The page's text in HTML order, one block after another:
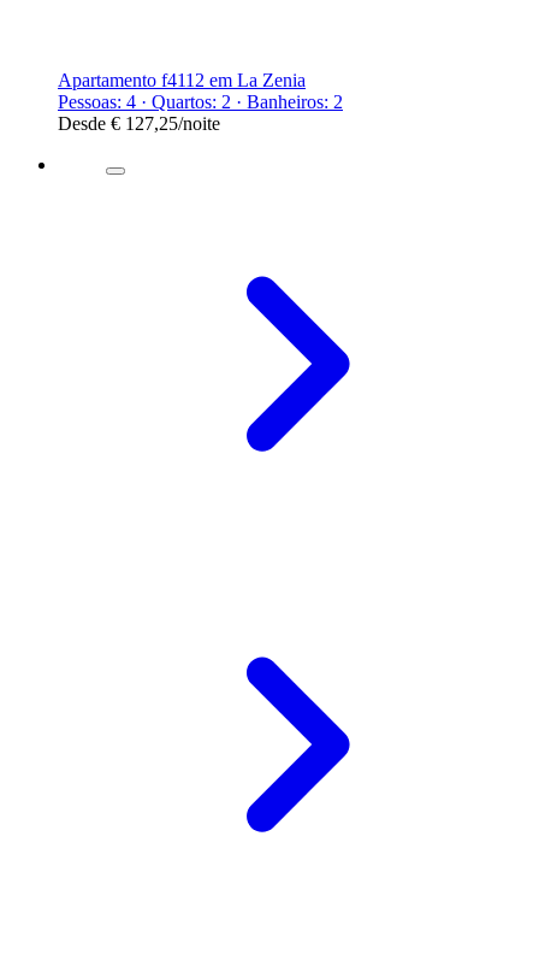
Apartamento f4112 em La Zenia
Pessoas: 4 · Quartos: 2 · Banheiros: 2
Desde € 127,25/noite